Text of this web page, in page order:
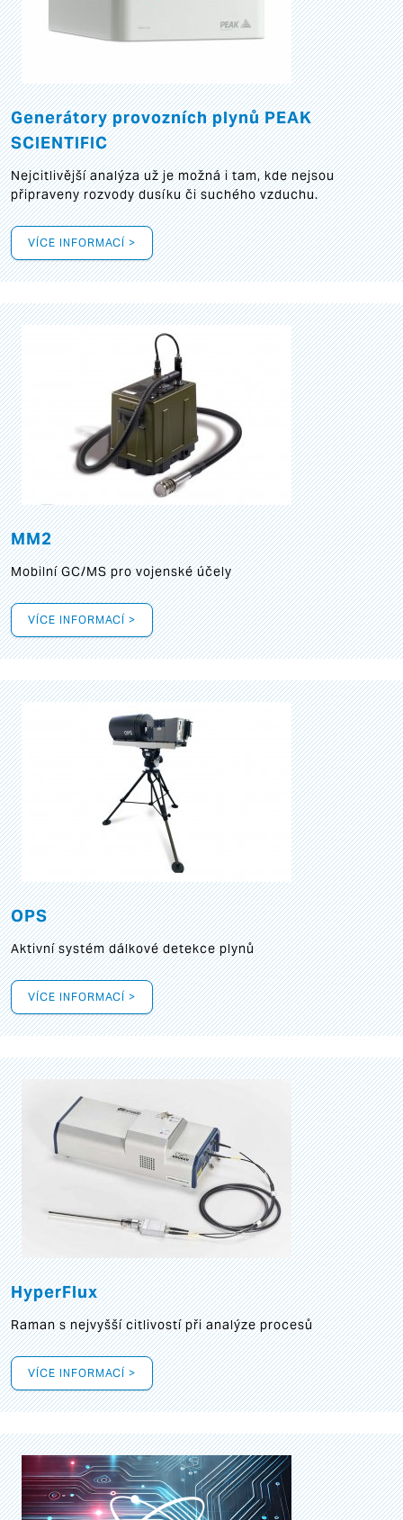
Generátory provozních plynů PEAK
SCIENTIFIC
Nejcitlivější analýza už je možná i tam, kde nejsou
připraveny rozvody dusíku či suchého vzduchu.
VÍCE INFORMACÍ >
MM2
Mobilní GC/MS pro vojenské účely
VÍCE INFORMACÍ >
OPS
Aktivní systém dálkové detekce plynů
VÍCE INFORMACÍ >
HyperFlux
Raman s nejvyšší citlivostí při analýze procesů
VÍCE INFORMACÍ >